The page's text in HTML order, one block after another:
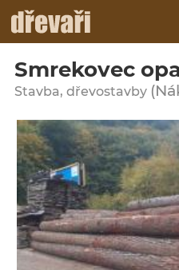
Smrekovec
Stavba, dřevostavby